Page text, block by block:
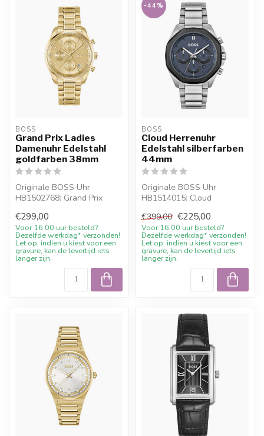
BOSS
Grand Prix Ladies
Damenuhr Edelstahl
goldfarben 38mm
Originale BOSS Uhr
HB1502768: Grand Prix
goldfarben 38...
€299,00
Voor 16.00 uur besteld?
Dezelfde werkdag* verzonden!
Let op: indien u kiest voor een
gravure, kan de levertijd iets
langer zijn.
-44%
BOSS
Cloud Herrenuhr
Edelstahl silberfarben
44mm
Originale BOSS Uhr
HB1514015: Cloud
silberfarben 44mm. Onlin...
€399,00 €225,00
Voor 16.00 uur besteld?
Dezelfde werkdag* verzonden!
Let op: indien u kiest voor een
gravure, kan de levertijd iets
langer zijn.